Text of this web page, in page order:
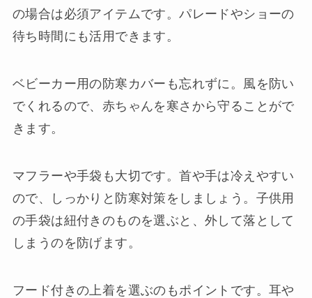
の場合は必須アイテムです。パレードやショーの
待ち時間にも活用できます。
ベビーカー用の防寒カバーも忘れずに。風を防い
でくれるので、赤ちゃんを寒さから守ることがで
きます。
マフラーや手袋も大切です。首や手は冷えやすい
ので、しっかりと防寒対策をしましょう。子供用
の手袋は紐付きのものを選ぶと、外して落として
しまうのを防げます。
フード付きの上着を選ぶのもポイントです。耳や